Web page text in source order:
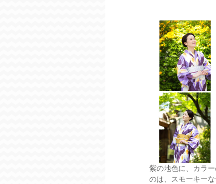
紫の地色に、カラ
のは、スモーキー